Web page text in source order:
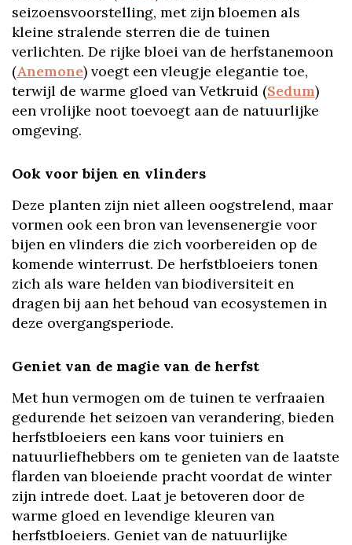
seizoensvoorstelling, met zijn bloemen als
kleine stralende sterren die de tuinen
verlichten. De rijke bloei van de herfstanemoon
(Anemone) voegt een vleugje elegantie toe,
terwijl de warme gloed van Vetkruid (Sedum)
een vrolijke noot toevoegt aan de natuurlijke
omgeving.
Ook voor bijen en vlinders
Deze planten zijn niet alleen oogstrelend, maar
vormen ook een bron van levensenergie voor
bijen en vlinders die zich voorbereiden op de
komende winterrust. De herfstbloeiers tonen
zich als ware helden van biodiversiteit en
dragen bij aan het behoud van ecosystemen in
deze overgangsperiode.
Geniet van de magie van de herfst
Met hun vermogen om de tuinen te verfraaien
gedurende het seizoen van verandering, bieden
herfstbloeiers een kans voor tuiniers en
natuurliefhebbers om te genieten van de laatste
flarden van bloeiende pracht voordat de winter
zijn intrede doet. Laat je betoveren door de
warme gloed en levendige kleuren van
herfstbloeiers. Geniet van de natuurlijke